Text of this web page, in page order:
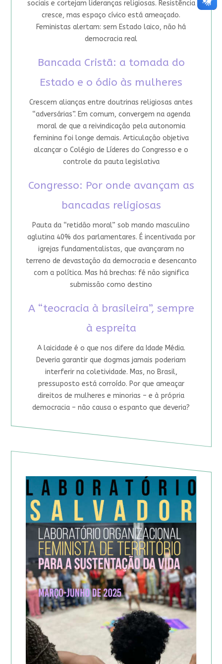
sociais e cortejam lideranças religiosas. Resistência
cresce, mas espaço cívico está ameaçado.
Feministas alertam: sem Estado laico, não há
democracia real
Bancada Cristã: a tomada do
Estado e o ódio às mulheres
Crescem alianças entre doutrinas religiosas antes
“adversárias”. Em comum, convergem na agenda
moral de que a reivindicação pela autonomia
feminina foi longe demais. Articulação objetiva
alcançar o Colégio de Líderes do Congresso e o
controle da pauta legislativa
Congresso: Por onde avançam as
bancadas religiosas
Pauta da “retidão moral” sob mando masculino
aglutina 40% dos parlamentares. É incentivada por
igrejas fundamentalistas, que avançaram no
terreno de devastação da democracia e desencanto
com a política. Mas há brechas: fé não significa
submissão como destino
A “teocracia à brasileira”, sempre
à espreita
A laicidade é o que nos difere da Idade Média.
Deveria garantir que dogmas jamais poderiam
interferir na coletividade. Mas, no Brasil,
pressuposto está corroído. Por que ameaçar
direitos de mulheres e minorias – e à própria
democracia – não causa o espanto que deveria?